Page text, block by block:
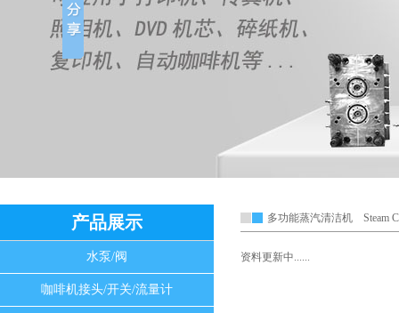
产品展示
水泵/阀
咖啡机接头/开关/流量计
多功能蒸汽清洁机 Steam
资料更新中......